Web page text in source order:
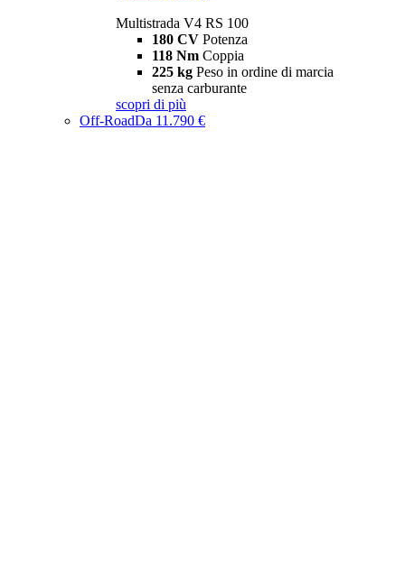
Multistrada V4 RS 100
180 CV Potenza
118 Nm Coppia
225 kg Peso in ordine di marcia
senza carburante
scopri di più
Off-RoadDa 11.790 €